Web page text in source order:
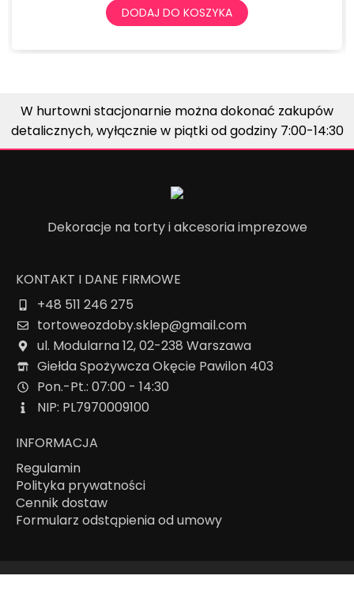
DODAJ DO KOSZYKA
W hurtowni stacjonarnie można dokonać zakupów
detalicznych, wyłącznie w piątki od godziny 7:00-14:30
Dekoracje na torty i akcesoria imprezowe
KONTAKT I DANE FIRMOWE
+48 511 246 275
tortoweozdoby.sklep@gmail.com
ul. Modularna 12, 02-238 Warszawa
Giełda Spożywcza Okęcie Pawilon 403
Pon.-Pt.: 07:00 - 14:30
NIP: PL7970009100
INFORMACJA
Regulamin
Polityka prywatności
Cennik dostaw
Formularz odstąpienia od umowy